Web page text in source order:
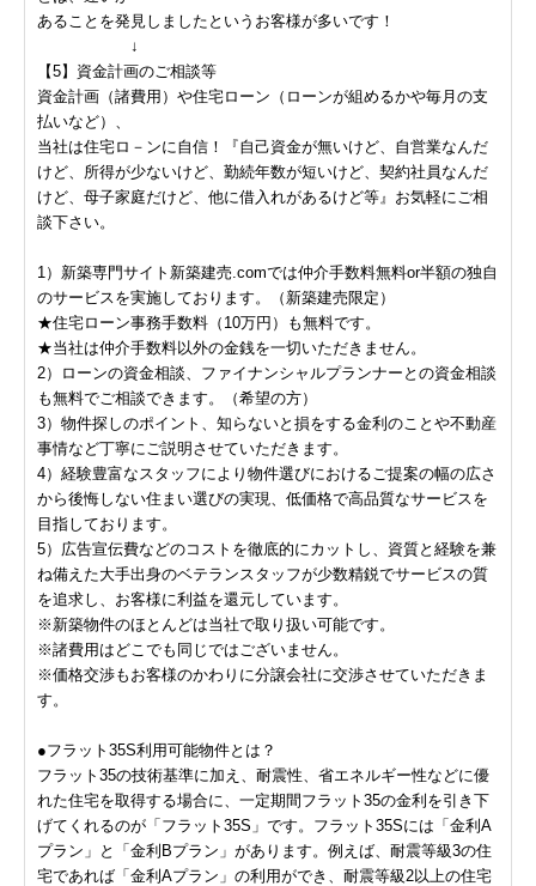
あることを発見しましたというお客様が多いです！
↓
【5】資金計画のご相談等
資金計画（諸費用）や住宅ローン（ローンが組めるかや毎月の支
払いなど）、
当社は住宅ロ－ンに自信！『自己資金が無いけど、自営業なんだ
けど、所得が少ないけど、勤続年数が短いけど、契約社員なんだ
けど、母子家庭だけど、他に借入れがあるけど等』お気軽にご相
談下さい。
1）新築専門サイト新築建売.comでは仲介手数料無料or半額の独自
のサービスを実施しております。（新築建売限定）
★住宅ローン事務手数料（10万円）も無料です。
★当社は仲介手数料以外の金銭を一切いただきません。
2）ローンの資金相談、ファイナンシャルプランナーとの資金相談
も無料でご相談できます。（希望の方）
3）物件探しのポイント、知らないと損をする金利のことや不動産
事情など丁寧にご説明させていただきます。
4）経験豊富なスタッフにより物件選びにおけるご提案の幅の広さ
から後悔しない住まい選びの実現、低価格で高品質なサービスを
目指しております。
5）広告宣伝費などのコストを徹底的にカットし、資質と経験を兼
ね備えた大手出身のベテランスタッフが少数精鋭でサービスの質
を追求し、お客様に利益を還元しています。
※新築物件のほとんどは当社で取り扱い可能です。
※諸費用はどこでも同じではございません。
※価格交渉もお客様のかわりに分譲会社に交渉させていただきま
す。
●フラット35S利用可能物件とは？
フラット35の技術基準に加え、耐震性、省エネルギー性などに優
れた住宅を取得する場合に、一定期間フラット35の金利を引き下
げてくれるのが「フラット35S」です。フラット35Sには「金利A
プラン」と「金利Bプラン」があります。例えば、耐震等級3の住
宅であれば「金利Aプラン」の利用ができ、耐震等級2以上の住宅